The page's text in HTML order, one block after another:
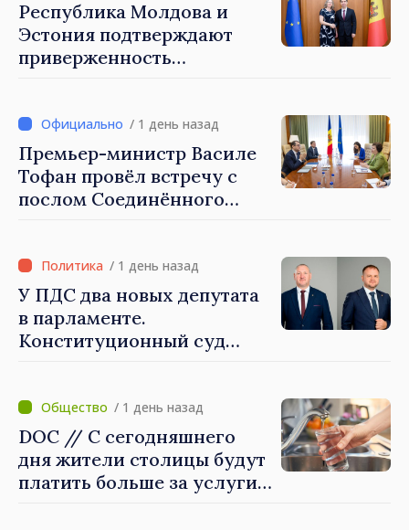
Республика Молдова и
Эстония подтверждают
приверженность
/ 1 день назад
Премьер-министр Василе
Тофан провёл встречу с
послом Соединённого
Северной Ирландии Ферн
Хорин
/ 1 день назад
У ПДС два новых депутата
в парламенте.
Конституционный суд
/ 1 день назад
DOC // С сегодняшнего
дня жители столицы будут
платить больше за услуги